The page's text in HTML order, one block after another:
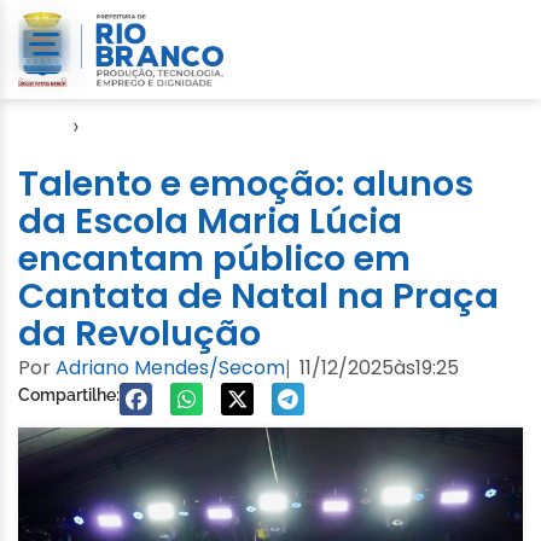
›
Talento e emoção: alunos
da Escola Maria Lúcia
encantam público em
Cantata de Natal na Praça
da Revolução
PorAdriano Mendes/Secom| 11/12/2025às19:25
Compartilhe: